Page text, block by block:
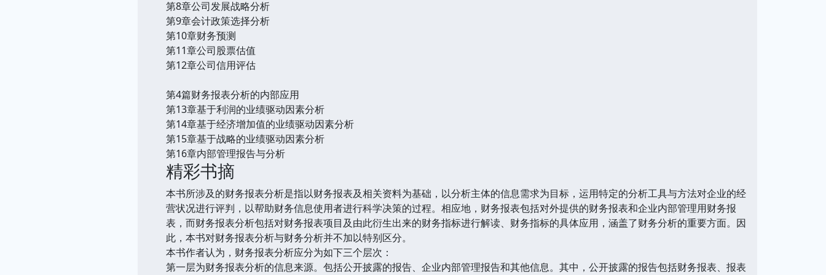
第8章公司发展战略分析
第9章会计政策选择分析
第10章财务预测
第11章公司股票估值
第12章公司信用评估
第4篇财务报表分析的内部应用
第13章基于利润的业绩驱动因素分析
第14章基于经济增加值的业绩驱动因素分析
第15章基于战略的业绩驱动因素分析
第16章内部管理报告与分析
精彩书摘
本书所涉及的财务报表分析是指以财务报表及相关资料为基础，以分析主体的信息需求为目标，运用特定的分析工具与方法对企业的经
营状况进行评判，以帮助财务信息使用者进行科学决策的过程。相应地，财务报表包括对外提供的财务报表和企业内部管理用财务报
表，而财务报表分析包括对财务报表项目及由此衍生出来的财务指标进行解读、财务指标的具体应用，涵盖了财务分析的重要方面。因
此，本书对财务报表分析与财务分析并不加以特别区分。
本书作者认为，财务报表分析应分为如下三个层次：
第一层为财务报表分析的信息来源。包括公开披露的报告、企业内部管理报告和其他信息。其中，公开披露的报告包括财务报表、报表